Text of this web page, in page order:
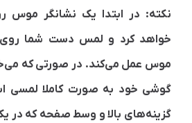
نکته: در ابتدا یک نشانگر
خواهد کرد و لمس دست شما
موس عمل می‌کند. در صورتی که
گوشی خود به صورت کاملا لمسی
گزینه‌های بالا و وسط صفحه که در